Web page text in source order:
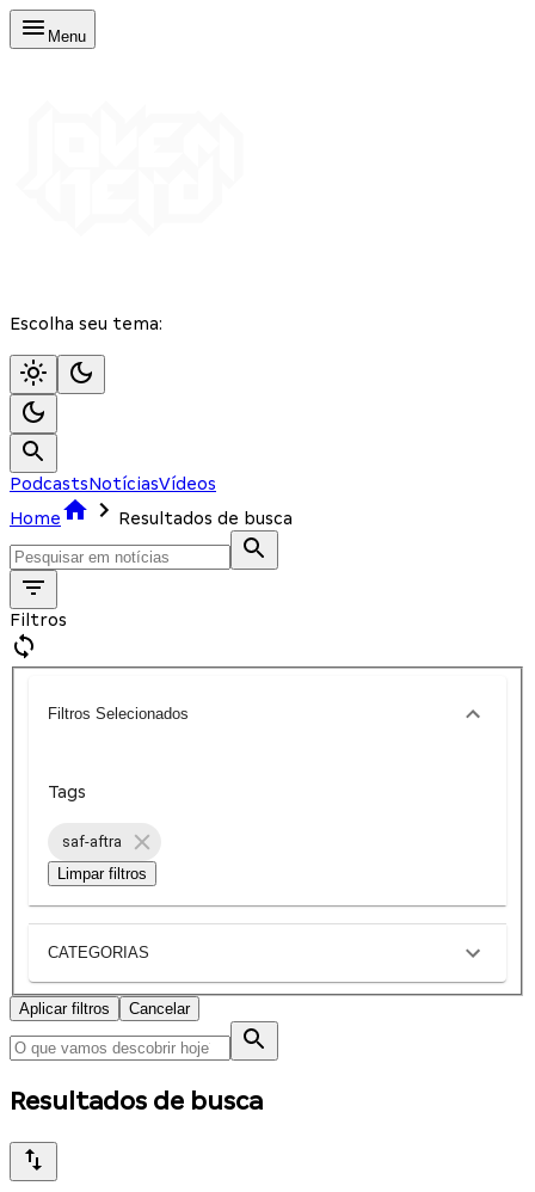
Menu
Escolha seu tema:
PodcastsNotíciasVídeos
Home
Resultados de busca
Filtros
Filtros Selecionados
Tags
saf-aftra
Limpar filtros
CATEGORIAS
Aplicar filtros Cancelar
Resultados de busca